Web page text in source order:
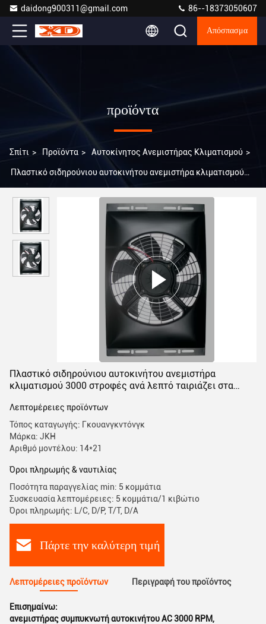
daidong900311@gmail.com 86--18373050607
Απόσπασμα
προϊόντα
Σπίτι > Προϊόντα > Αυτοκίνητος Ανεμιστήρας Κλιματισμού >
Πλαστικό σιδηρούνιου αυτοκινήτου ανεμιστήρα κλιματισμού
Πλαστικό σιδηρούνιου αυτοκινήτου ανεμιστήρα
κλιματισμού 3000 στροφές ανά λεπτό ταιριάζει στα
Λεπτομέρειες προϊόντων
Τόπος καταγωγής: Γκουανγκντόνγκ
Μάρκα: JKH
Αριθμό μοντέλου: 14*21
Όροι πληρωμής & ναυτιλίας
Ποσότητα παραγγελίας min: 5 κομμάτια
Συσκευασία λεπτομέρειες: 5 κομμάτια/1 κιβώτιο
Όροι πληρωμής: L/C, D/P, T/T, D/A
Πάρτε την καλύτερη τιμή
Λεπτομέρειες προϊόντων Περιγραφή του προϊόντος
Επισημαίνω:
ανεμιστήρας συμπυκνωτή αυτοκινήτου AC 3000 RPM,